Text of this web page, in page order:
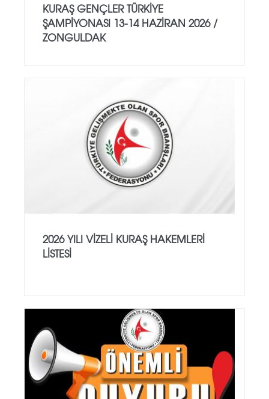
KURAŞ GENÇLER TÜRKİYE
ŞAMPİYONASI 13-14 HAZİRAN 2026 /
ZONGULDAK
2026 YILI VİZELİ KURAŞ HAKEMLERİ
LİSTESİ